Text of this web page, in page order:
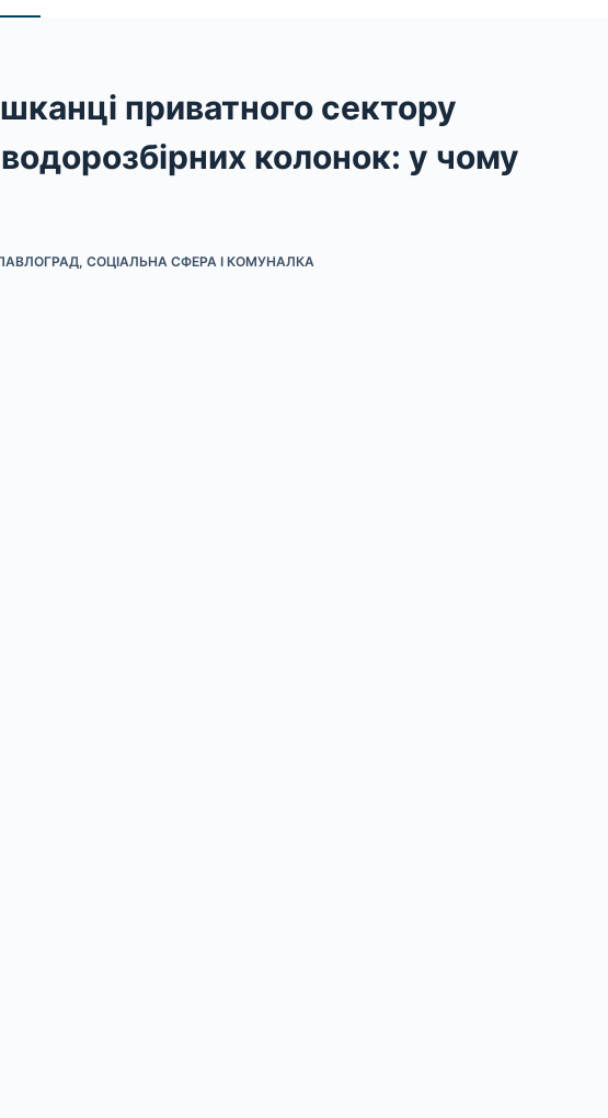
приватного сектору
колонок: у чому
, СОЦІАЛЬНА СФЕРА І КОМУНАЛКА